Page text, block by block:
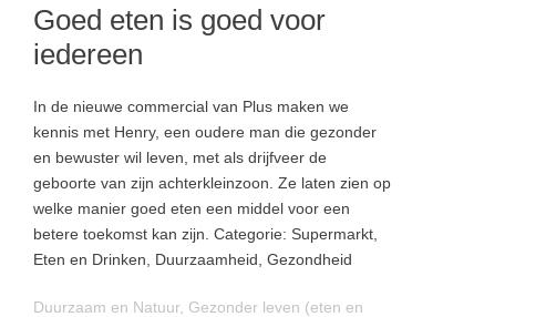
Goed eten is goed voor
iedereen
In de nieuwe commercial van Plus maken we
kennis met Henry, een oudere man die gezonder
en bewuster wil leven, met als drijfveer de
geboorte van zijn achterkleinzoon. Ze laten zien op
welke manier goed eten een middel voor een
betere toekomst kan zijn. Categorie: Supermarkt,
Eten en Drinken, Duurzaamheid, Gezondheid
Duurzaam en Natuur, Gezonder leven (eten en